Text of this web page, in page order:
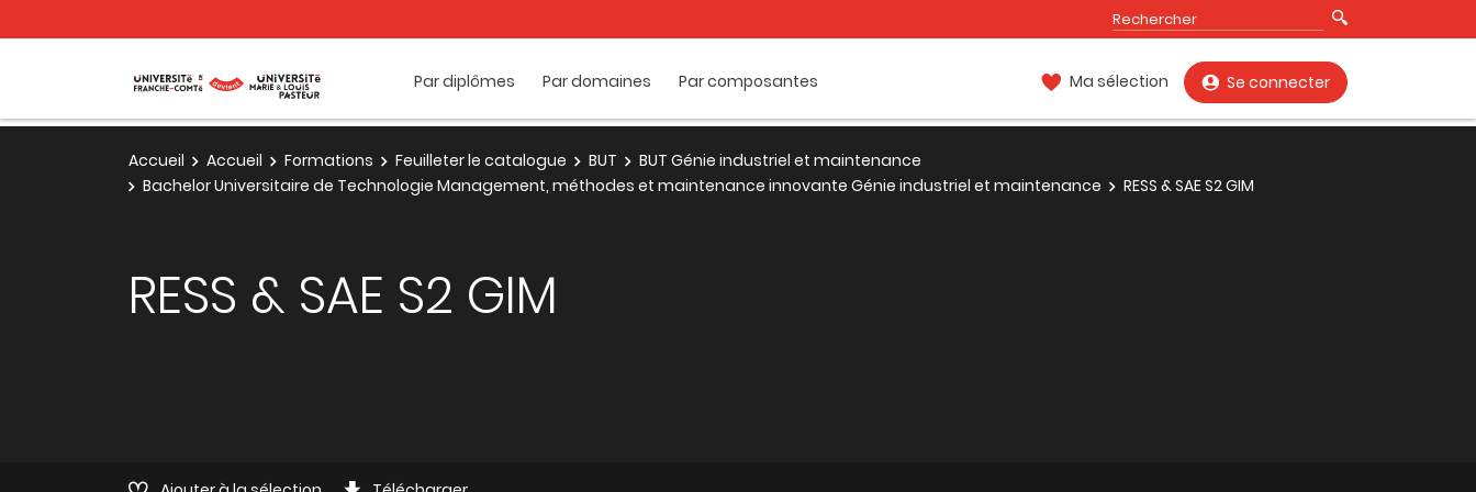
Par diplômes Par domaines Par composantes Ma sélection Se connecter
Accueil Accueil Formations Feuilleter le catalogue BUT
BUT Génie industriel et maintenance
Bachelor Universitaire de Technologie Management, méthodes et maintenance innovante Génie industriel et maintenance
RESS & SAE S2 GIM
RESS & SAE S2 GIM